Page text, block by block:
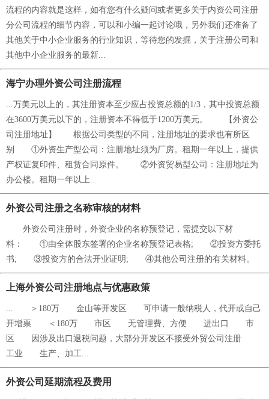
流程的内容就是这样，如有您有什么疑问或者更多关于内资公司注册
分公司流程的细节内容，可以和小编一起讨论哦，另外我们还准备了
其他关于中小企业服务的行业知识，等待您的发掘，关于注册公司和
其他中小企业服务的最新...
海宁办理外资公司注册流程
...万美元以上的，其注册资本至少应占投资总额的1/3，其中投资总额
在3600万美元以下的，注册资本不得低于1200万美元。 【外资公
司注册地址】 根据公司类型的不同，注册地址的要求也有所区
别 ①外资生产型公司：注册地址须为厂房。租期一年以上，提供
产权证复印件、租赁合同原件。 ②外资贸易型公司：注册地址为
办公楼。租期一年以上...
外资公司注册之名称审核的材料
外资公司注册时，外资企业的名称预登记，需提交以下材
料： ①由全体股东签署的企业名称预登记表格; ②投资方委托
书; ③投资方的合法开业证明; ④其他公司注册的有关材料。
上海外资公司注册地点与优惠政策
... ＞180万 金山等开发区 可申请一般纳税人，代开或自己
开增票 ＜180万 市区 无管理费、方便 进出口 市
区 因涉及出口退税问题，大部分开发区不接受外贸公司注册
工业 生产、加工...
外资公司延期流程及费用